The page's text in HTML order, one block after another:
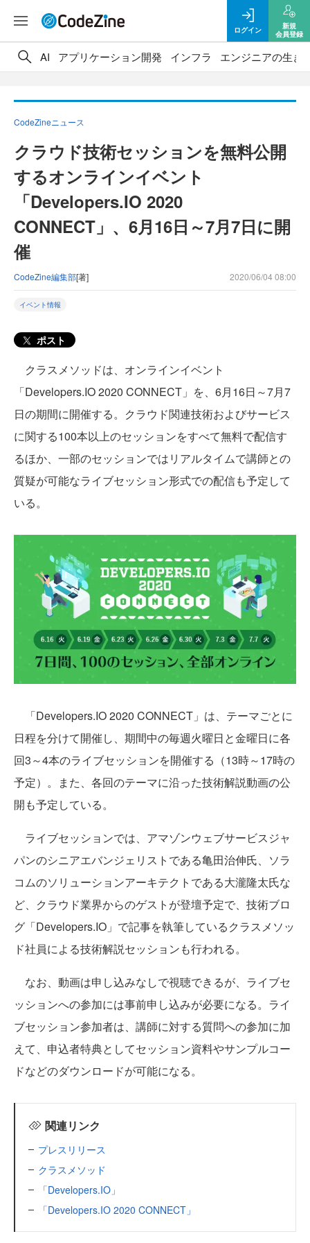
ログイン
新規
会員登録
AI アプリケーション開発 インフラ エンジニアの生き
CodeZineニュース
クラウド技術セッションを無料公開
するオンラインイベント
「Developers.IO 2020
CONNECT」、6月16日～7月7日に開
催
CodeZine編集部[著] 2020/06/04 08:00
イベント情報
ポスト
クラスメソッドは、オンラインイベント
「Developers.IO 2020 CONNECT」を、6月16日～7月7
日の期間に開催する。クラウド関連技術およびサービス
に関する100本以上のセッションをすべて無料で配信す
るほか、一部のセッションではリアルタイムで講師との
質疑が可能なライブセッション形式での配信も予定して
いる。
「Developers.IO 2020 CONNECT」は、テーマごとに
日程を分けて開催し、期間中の毎週火曜日と金曜日に各
回3～4本のライブセッションを開催する（13時～17時の
予定）。また、各回のテーマに沿った技術解説動画の公
開も予定している。
ライブセッションでは、アマゾンウェブサービスジャ
パンのシニアエバンジェリストである亀田治伸氏、ソラ
コムのソリューションアーキテクトである大瀧隆太氏な
ど、クラウド業界からのゲストが登壇予定で、技術ブロ
グ「Developers.IO」で記事を執筆しているクラスメソッ
ド社員による技術解説セッションも行われる。
なお、動画は申し込みなしで視聴できるが、ライブセ
ッションへの参加には事前申し込みが必要になる。ライ
ブセッション参加者は、講師に対する質問への参加に加
えて、申込者特典としてセッション資料やサンプルコー
ドなどのダウンロードが可能になる。
関連リンク
プレスリリース
クラスメソッド
「Developers.IO」
「Developers.IO 2020 CONNECT」